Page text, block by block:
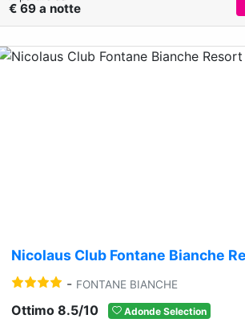
€ 69 a notte
Nicolaus Club Fontane Bianche
- FONTANE BIANCHE
Ottimo 8.5/10 Adonde Selection